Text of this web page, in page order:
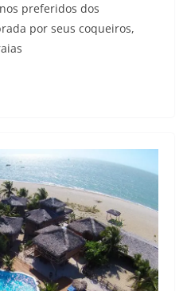
preferidos dos
por seus coqueiros,